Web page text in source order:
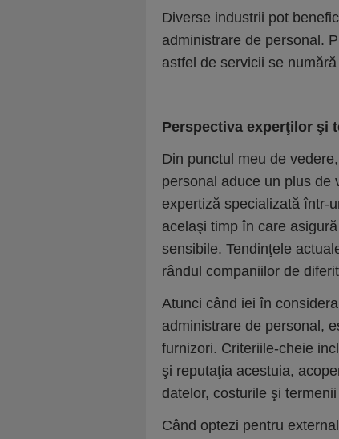
Diverse industrii pot
administrare de personal.
astfel de servicii se
Perspectiva experţilor şi
Din punctul meu de
personal aduce un plus de
expertiză specializată într-
acelaşi timp în care
sensibile. Tendinţele
rândul companiilor de
Atunci când iei în
administrare de personal,
furnizori. Criteriile-cheie
şi reputaţia acestuia,
datelor, costurile şi
Când optezi pentru